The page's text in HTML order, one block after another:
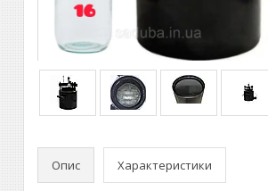
Опис Характеристики